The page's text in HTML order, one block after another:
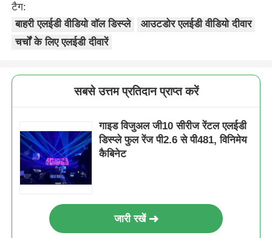
टैग:
बाहरी एलईडी वीडियो वॉल डिस्प्ले
आउटडोर एलईडी वीडियो दीवार
चर्चों के लिए एलईडी दीवारें
सबसे उत्तम प्रतिदान प्राप्त करें
गाइड विजुअल जी10 सीरीज रेंटल एलईडी
डिस्प्ले फुल रेंज पी2.6 से पी481, विनिमेय
कैबिनेट
जारी रखें